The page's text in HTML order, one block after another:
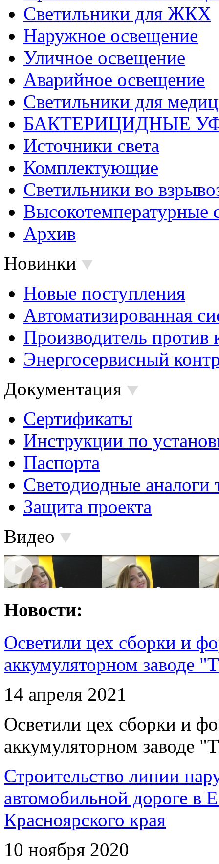
Светильники для ЖКХ
Наружное освещение
Уличное освещение
Аварийное освещение
Светильники для
БАКТЕРИЦИДНЫЕ
Источники света
Комплектующие
Светильники во
Высокотемпературные
Архив
Новинки
Новые поступления
Автоматизированная
Производитель против
Энергосервисный
Документация
Сертификаты
Инструкции по
Паспорта
Светодиодные аналоги
Защита проекта
Видео
Новости:
Осветили цех сборки и
аккумуляторном заводе
14 апреля 2021
Осветили цех сборки и
аккумуляторном заводе
Строительство линии
автомобильной дороге в
Красноярского края
10 ноября 2020